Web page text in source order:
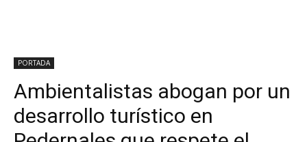
PORTADA
Ambientalistas abogan por un
desarrollo turístico en